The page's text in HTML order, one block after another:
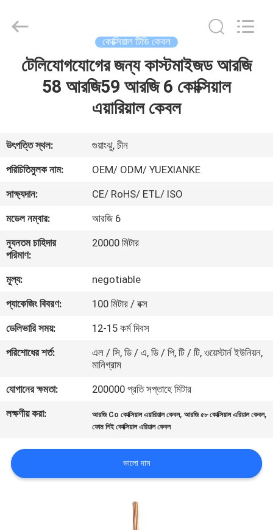
বাড়ি
ভিডিও
সম্পর্কে
কারখানা
মান
নিয়ন্ত্রণ
করুন
কেস
Industry
Reserved.
কোক্সিয়াল টিভি কেবল
টেলিযোগযোগের জন্য কাস্টমাইজড আরজি
58 আরজি59 আরজি 6 কোক্সিয়াল
এয়ারিয়াল কেবল
উৎপত্তি স্থল:
গুয়াংঝু, চীন
পরিচিতিমুলক নাম:
OEM/ ODM/ YUEXIANKE
সাক্ষ্যদান:
CE/ RoHS/ ETL/ ISO
মডেল নম্বার:
আরজি 6
ন্যূনতম চাহিদার
পরিমাণ:
20000 মিটার
মূল্য:
negotiable
প্যাকেজিং বিবরণ:
100 মিটার / বক্স
ডেলিভারি সময়:
12-15 কর্ম দিবস
পরিশোধের শর্ত:
এল / সি, ডি / এ, ডি / পি, টি / টি, ওয়েস্টার্ন ইউনিয়ন,
মানিগ্রাম
যোগানের ক্ষমতা:
200000 প্রতি সপ্তাহে মিটার
লক্ষণীয় করা:
আরজি Co কোক্সিয়াল এয়ারিয়াল কেবল,আরজি ৫৮ কোক্সিয়াল এরিয়াল কেবল,
ফোম পিই কোক্সিয়াল এরিয়াল কেবল
ভালো দাম